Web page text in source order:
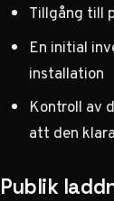
Tillgång till
En initial
installation
Kontroll av
att den
Publik